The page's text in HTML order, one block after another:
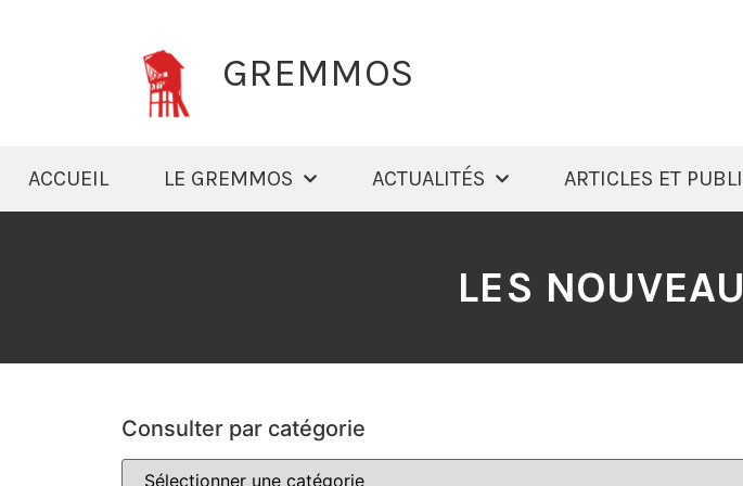
GREMMOS
ACCUEIL LE GREMMOS ACTUALITÉS ARTICLES ET
LES
Consulter par catégorie